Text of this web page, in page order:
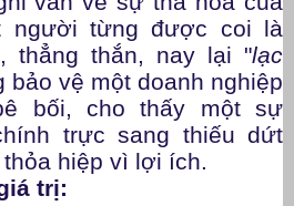
người từng được coi là
thẳng thắn, nay lại "lạc
bảo vệ một doanh nghiệp
bối, cho thấy một sự
trực sang thiếu dứt
hiệp vì lợi ích.
trị: